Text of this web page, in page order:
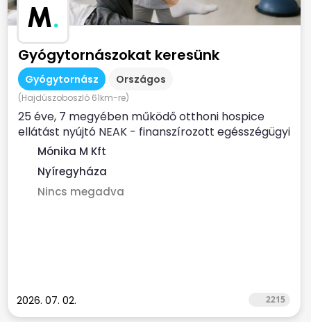
M.
Gyógytornászokat keresünk
Gyógytornász Országos
(Hajdúszoboszló 61km-re)
25 éve, 7 megyében működő otthoni hospice
ellátást nyújtó NEAK - finanszírozott egésszégügyi
szolgálat...
Mónika M Kft
Nyíregyháza
Nincs megadva
2026. 07. 02. 2215